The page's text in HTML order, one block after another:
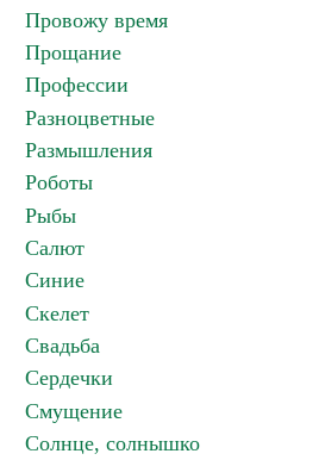
Провожу время
Прощание
Профессии
Разноцветные
Размышления
Роботы
Рыбы
Салют
Синие
Скелет
Свадьба
Сердечки
Смущение
Солнце, солнышко